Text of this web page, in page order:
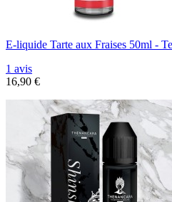
E-liquide Tarte aux Fraises 50ml -
1 avis
16,90 €